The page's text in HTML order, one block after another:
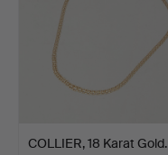
COLLIER, 18 Karat Gold.